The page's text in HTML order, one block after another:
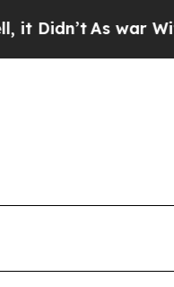
As war With Iran